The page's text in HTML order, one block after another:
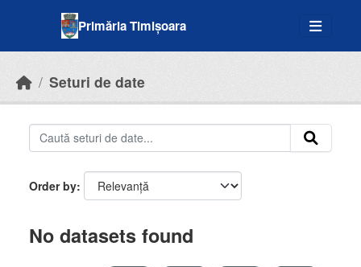
Primăria Timișoara
Seturi de date
Order by
No datasets found